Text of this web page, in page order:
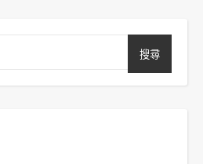
搜尋